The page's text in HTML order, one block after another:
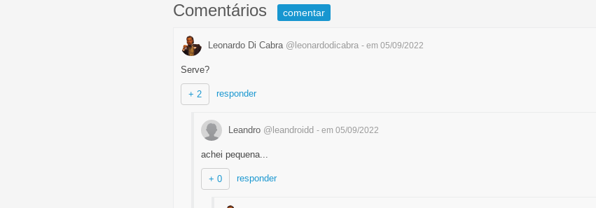
Comentários comentar
Leonardo Di Cabra @leonardodicabra - em 05/09/2022
Serve?
+ 2 responder
Leandro @leandroidd - em 05/09/2022
achei pequena...
+ 0 responder